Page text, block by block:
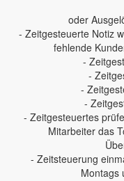
oder
- Zeitgesteuerte Notiz
fehlende
-
-
-
-
- Zeitgesteuertes
Mitarbeiter das
- Zeitsteuerung
Montags